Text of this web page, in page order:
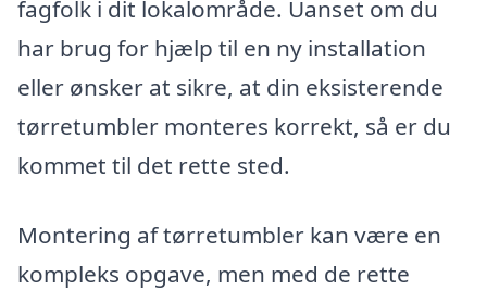
fagfolk i dit lokalområde. Uanset om du
har brug for hjælp til en ny installation
eller ønsker at sikre, at din eksisterende
tørretumbler monteres korrekt, så er du
kommet til det rette sted.
Montering af tørretumbler kan være en
kompleks opgave, men med de rette